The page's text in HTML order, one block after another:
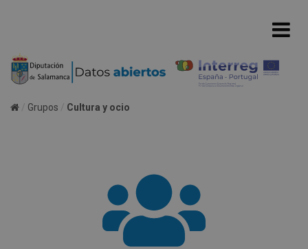
Grupos Cultura y ocio